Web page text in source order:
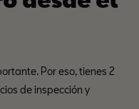
Por eso, tienes 2
de inspección y